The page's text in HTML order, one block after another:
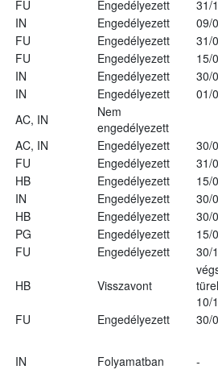
FU Engedélyezett
31/
IN Engedélyezett
09/
FU Engedélyezett
31/
FU Engedélyezett
15/
IN Engedélyezett
30/
IN Engedélyezett
01/
AC, IN
Nem
engedélyezett
AC, IN Engedélyezett
30/
FU Engedélyezett
31/
HB Engedélyezett
15/
IN Engedélyezett
30/
HB Engedélyezett
30/
PG Engedélyezett
15/
FU Engedélyezett
30/
HB Visszavont
10/
FU Engedélyezett
30/
IN Folyamatban -